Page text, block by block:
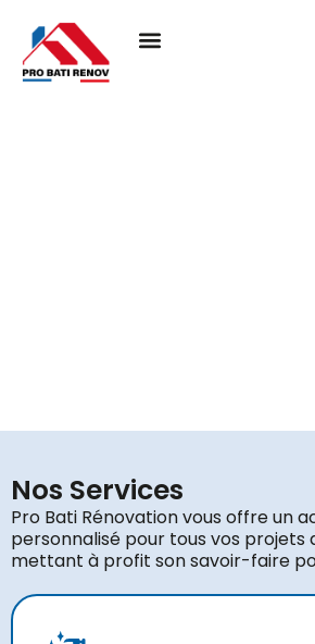
Nos Services
Pro Bati Rénovation vous offre un
personnalisé pour tous vos projets
mettant à profit son savoir-faire